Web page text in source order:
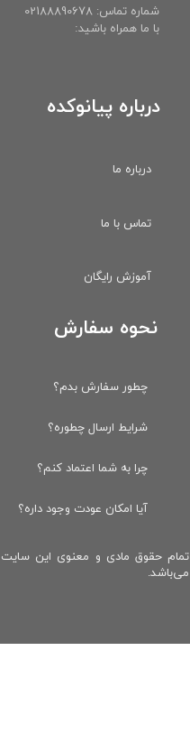
شماره تماس: 02188890678
با ما همراه باشید:
نحوه سفارش
چطور سفارش بدم؟
شرایط ارسال چطوره؟
چرا به شما اعتماد کنم؟
آیا امکان عودت وجود داره؟
تمام حقوق مادی و معنوی این سایت
می‌باشد.
درباره پیانوکده
درباره ما
تماس با ما
آموزش رایگان